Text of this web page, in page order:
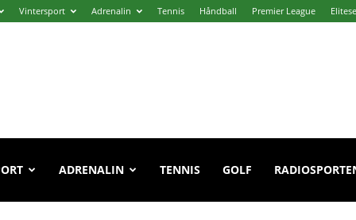
Vintersport Adrenalin Tennis Håndball Premier League
ADRENALIN TENNIS GOLF